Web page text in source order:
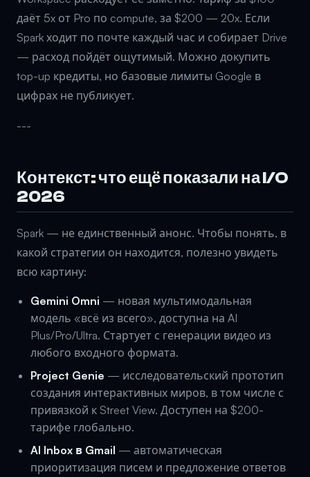
даёт 5x от Pro по compute, за $200 — 20x. Если
Spark ходит по почте каждый час и собирает Drive
— расход пойдёт ощутимый. Можно докупить
top-up кредиты, но базовые лимиты Google в
цифрах не публикует.
---
Контекст: что ещё показали на I/O
2026
Spark — не единственный анонс. Чтобы понять, в
какой стратегии он находится, полезно увидеть
всю картину:
Gemini Omni — новая мультимодальная
модель «всё из всего», доступна на AI
Plus/Pro/Ultra. Стартует с генерации видео из
любого входного формата.
Project Genie — исследовательский прототип
создания интерактивных миров, в том числе с
привязкой к Street View. Доступен на $200-
тарифе глобально.
AI Inbox в Gmail — автоматическая
приоритизация писем и предложение ответов